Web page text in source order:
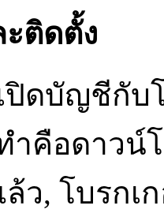
ติดตั้ง
ดบัญชีกับโ
คือดาวน์
ว, โบรกเ